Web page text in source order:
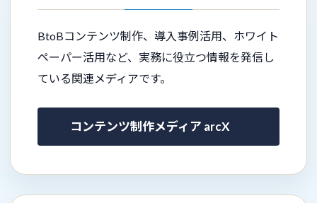
BtoBコンテンツ制作、導入事例活用、ホワイト
ペーパー活用など、実務に役立つ情報を発信し
ている関連メディアです。
コンテンツ制作メディア arcX